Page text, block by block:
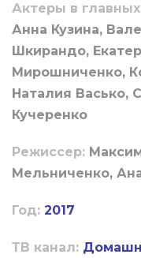
Актеры в
Анна Кузина,
Шкирандо,
Мирошниченко,
Наталия Васько,
Кучеренко
Режиссер:
Мельниченко,
Год: 2017
ТВ канал: